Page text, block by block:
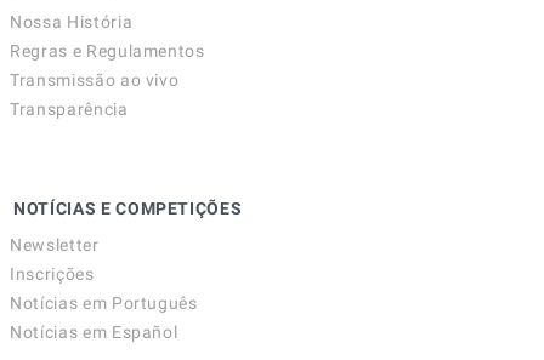
Nossa História
Regras e Regulamentos
Transmissão ao vivo
Transparência
NOTÍCIAS E COMPETIÇÕES
Newsletter
Inscrições
Notícias em Português
Notícias em Español